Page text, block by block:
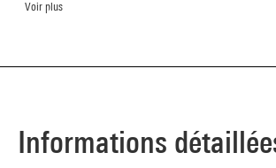
Voir plus
Informations